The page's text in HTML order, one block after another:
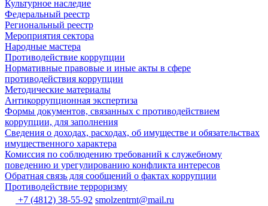
Культурное наследие
Федеральный реестр
Региональный реестр
Мероприятия сектора
Народные мастера
Противодействие коррупции
Нормативные правовые и иные акты в сфере
противодействия коррупции
Методические материалы
Антикоррупционная экспертиза
Формы документов, связанных с противодействием
коррупции, для заполнения
Сведения о доходах, расходах, об имуществе и обязательствах
имущественного характера
Комиссия по соблюдению требований к служебному
поведению и урегулированию конфликта интересов
Обратная связь для сообщений о фактах коррупции
Противодействие терроризму
+7 (4812) 38-55-92 smolzentrnt@mail.ru